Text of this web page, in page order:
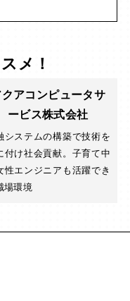
メ！
クアコンピュータサ
ービス株式会社
システムの構築で技術を
付け社会貢献。子育て中
性エンジニアも活躍でき
場環境